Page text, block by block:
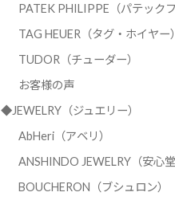
PATEK PHILIPPE（パテックフ
TAG HEUER（タグ・ホイヤー）
TUDOR（チューダー）
お客様の声
◆JEWELRY（ジュエリー）
AbHeri（アベリ）
ANSHINDO JEWELRY（安心堂
BOUCHERON（ブシュロン）